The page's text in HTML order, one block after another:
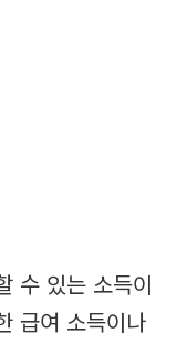
수 있는 소득이
급여 소득이나